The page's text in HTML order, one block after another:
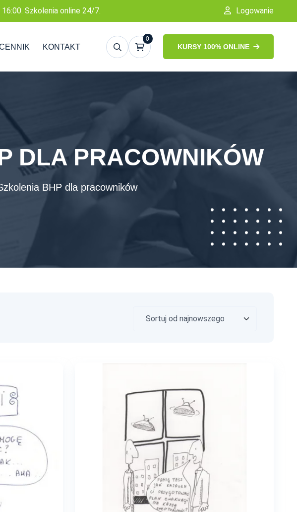
Szkolenia online 24/7. Logowanie
KONTAKT
0
KURSY 100% ONLINE
DLA PRACOWNIKÓW
BHP dla pracowników